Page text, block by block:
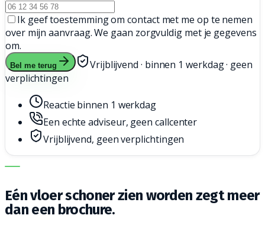
Ik geef toestemming om contact met me op te nemen
over mijn aanvraag. We gaan zorgvuldig met je gegevens
om.
Bel me terug
Vrijblijvend · binnen 1 werkdag · geen
verplichtingen
Reactie binnen 1 werkdag
Een echte adviseur, geen callcenter
Vrijblijvend, geen verplichtingen
DE JUISTE MACHINE. DE BESTE SERVICE.
Eén vloer schoner zien worden zegt meer
dan een brochure.